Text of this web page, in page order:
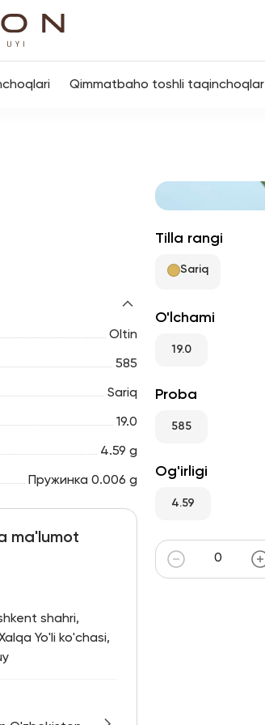
Qimmatbaho toshli taqinchoqlar
Oltin
585
Sariq
19.0
4.59 g
Пружинка 0.006 g
ma'lumot
shahri,
Yo'li ko'chasi,
Tilla rangi
Sariq
O'lchami
19.0
Proba
585
Og'irligi
4.59